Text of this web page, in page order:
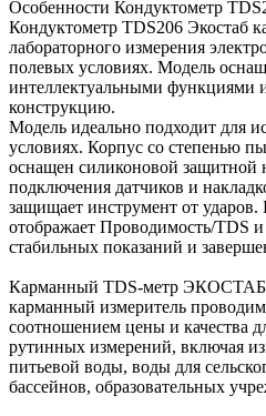
Особенности Кондуктометр
Кондуктометр TDS206 Экостаб
лабораторного измерения
полевых условиях. Модель
интеллектуальными функциями
конструкцию.
Модель идеально подходит для
условиях. Корпус со степенью
оснащен силиконовой защитной
подключения датчиков и
защищает инструмент от
отображает Проводимость/TDS
стабильных показаний и
Карманный TDS-метр ЭКОСТАБ
карманный измеритель
соотношением цены и качества
рутинных измерений, включая
питьевой воды, воды для
бассейнов, образовательных